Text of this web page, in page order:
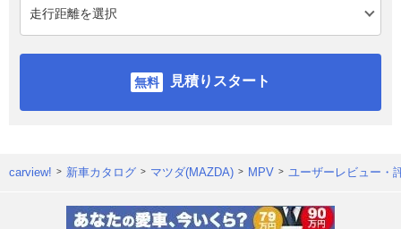
見積りスタート
carview! 新車カタログ マツダ(MAZDA) MPV ユーザーレビュー・